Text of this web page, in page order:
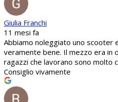
Giulia Franchi
11 mesi fa
Abbiamo noleggiato uno scooter
veramente bene. Il mezzo era in
ragazzi che lavorano sono molto
Consiglio vivamente